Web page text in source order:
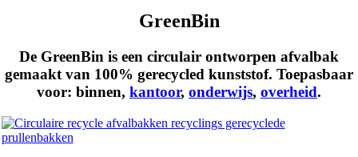
GreenBin
De GreenBin is een circulair ontworpen afvalbak
gemaakt van 100% gerecycled kunststof. Toepasbaar
voor: binnen, kantoor, onderwijs, overheid.